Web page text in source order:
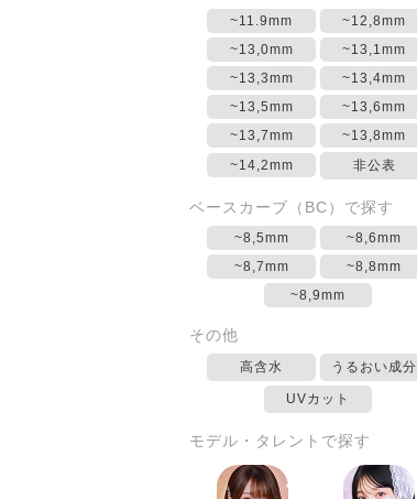
~11.9mm
~12,8mm
~13,0mm
~13,1mm
~13,3mm
~13,4mm
~13,5mm
~13,6mm
~13,7mm
~13,8mm
~14,2mm
非公表
ベースカーブ（BC）で探す
~8,5mm
~8,6mm
~8,7mm
~8,8mm
~8,9mm
その他
高含水 うるおい成分
UVカット
モデル・タレントで探す